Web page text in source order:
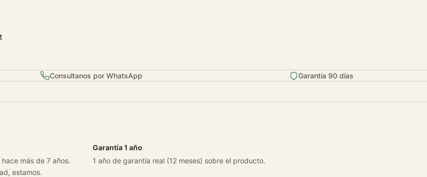
Consultanos por WhatsApp Garantía 90 días
más de 7 años.
estamos.
Garantía 1 año
1 año de garantía real (12 meses) sobre el producto.